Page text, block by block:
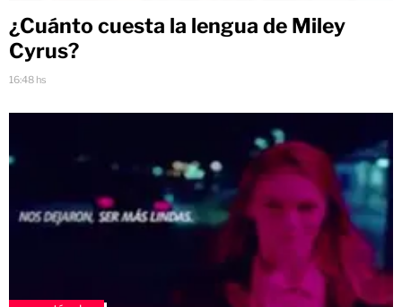
¿Cuánto cuesta la lengua de Miley
Cyrus?
16:48 hs